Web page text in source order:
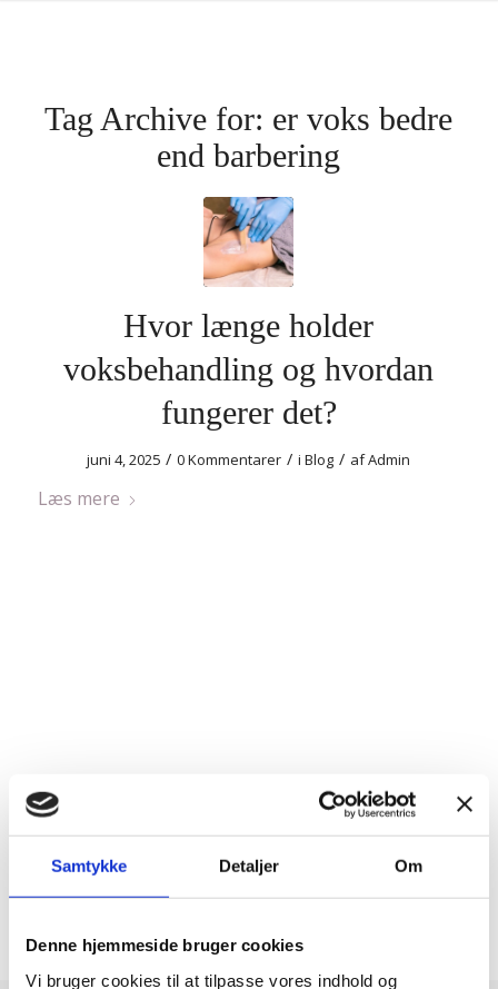
Samtykke Detaljer Om
Denne hjemmeside bruger cookies
Vi bruger cookies til at tilpasse vores indhold og
Tag Archive for: er voks bedre
end barbering
Hvor længe holder
voksbehandling og hvordan
fungerer det?
juni 4, 2025 / 0 Kommentarer / iBlog / afAdmin
Læs mere